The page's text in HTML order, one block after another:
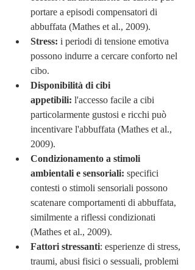
portare a episodi compensatori di
abbuffata (Mathes et al., 2009).
Stress: i periodi di tensione emotiva
possono indurre a cercare conforto nel
cibo.
Disponibilità di cibi
appetibili: l'accesso facile a cibi
particolarmente gustosi e ricchi può
incentivare l'abbuffata (Mathes et al.,
2009).
Condizionamento a stimoli
ambientali e sensoriali: specifici
contesti o stimoli sensoriali possono
scatenare comportamenti di abbuffata,
similmente a riflessi condizionati
(Mathes et al., 2009).
Fattori stressanti: esperienze di stress,
traumi, abusi fisici o sessuali, problemi